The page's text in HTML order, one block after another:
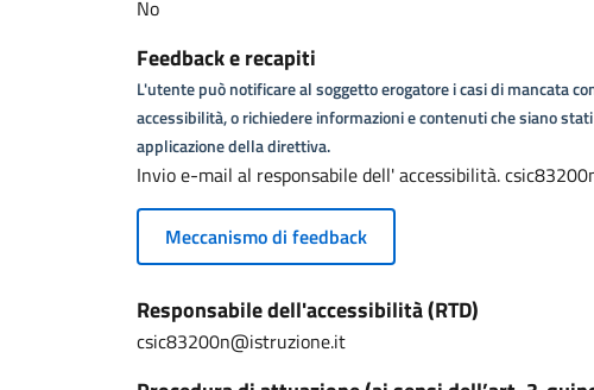
No
Feedback e recapiti
L'utente può notificare al soggetto erogatore i casi di mancata
accessibilità, o richiedere informazioni e contenuti che siano
applicazione della direttiva.
Invio e-mail al responsabile dell' accessibilità.
Meccanismo di feedback
Responsabile dell'accessibilità (RTD)
csic83200n@istruzione.it